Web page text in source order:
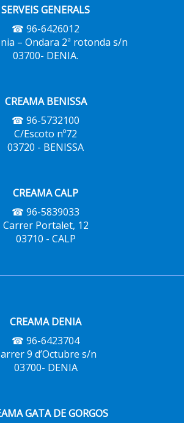
SERVEIS GENERALS
☎ 96-6426012
– Ondara 2ª rotonda s/n
03700- DENIA.
CREAMA BENISSA
☎ 96-5732100
C/Escoto nº72
03720 - BENISSA
CREAMA CALP
☎ 96-5839033
Carrer Portalet, 12
03710 - CALP
CREAMA DENIA
☎ 96-6423704
9 d’Octubre s/n
03700- DENIA
GATA DE GORGOS